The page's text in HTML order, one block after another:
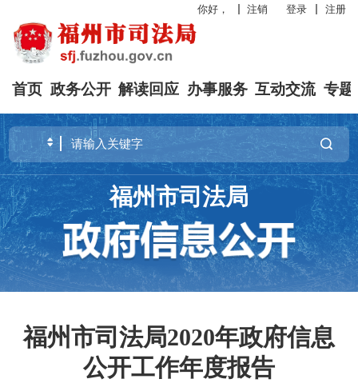
你好， 注销 登录 注册
首页 政务公开 解读回应 办事服务 互动交流 专题
福州市司法局
福州市司法局2020年政府信息
公开工作年度报告